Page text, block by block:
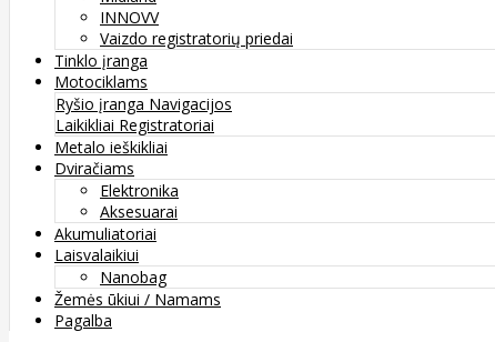
INNOVV
Vaizdo registratorių priedai
Tinklo įranga
Motociklams
Ryšio įranga Navigacijos
Laikikliai Registratoriai
Metalo ieškikliai
Dviračiams
Elektronika
Aksesuarai
Akumuliatoriai
Laisvalaikiui
Nanobag
Žemės ūkiui / Namams
Pagalba